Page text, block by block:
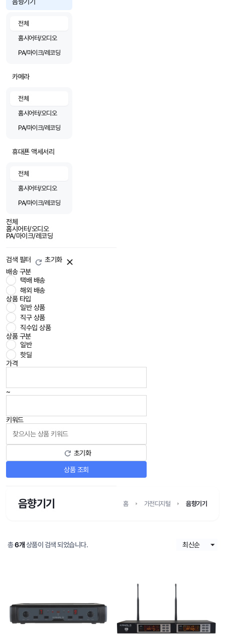
전체
홈시어터/오디오
PA/마이크/레코딩
카메라
전체
홈시어터/오디오
PA/마이크/레코딩
휴대푠 액세서리
전체
홈시어터/오디오
PA/마이크/레코딩
전체
홈시어터/오디오
PA/마이크/레코딩
검색 필터
초기화
배송 구분
택배 배송
해외 배송
상품 타입
일반 상품
직구 상품
직수입 상품
상품 구분
일반
핫딜
가격
~
키워드
초기화
상품 조회
음향기기 홈 가전디지털 음향기기
총6개 상품이 검색 되었습니다.